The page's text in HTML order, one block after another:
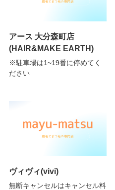
アース 大分森町店
(HAIR&MAKE EARTH)
※駐車場は1~19番に停めてく
ださい
ヴィヴィ(vivi)
無断キャンセルはキャンセル料